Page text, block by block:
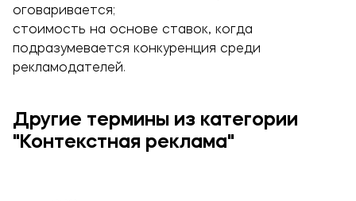
оговаривается;
стоимость на основе ставок, когда
подразумевается конкуренция среди
рекламодателей.
Другие термины из категории
"Контекстная реклама"